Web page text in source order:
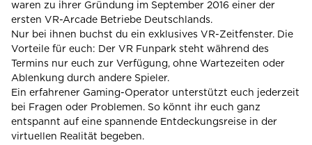
waren zu ihrer Gründung im September 2016 einer der
ersten VR-Arcade Betriebe Deutschlands.
Nur bei ihnen buchst du ein exklusives VR-Zeitfenster. Die
Vorteile für euch: Der VR Funpark steht während des
Termins nur euch zur Verfügung, ohne Wartezeiten oder
Ablenkung durch andere Spieler.
Ein erfahrener Gaming-Operator unterstützt euch jederzeit
bei Fragen oder Problemen. So könnt ihr euch ganz
entspannt auf eine spannende Entdeckungsreise in der
virtuellen Realität begeben.